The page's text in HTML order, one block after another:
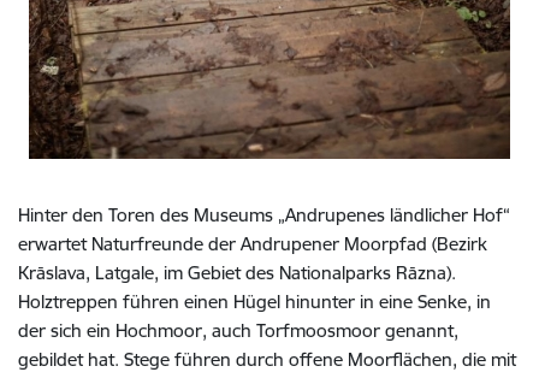
Hinter den Toren des Museums „Andrupenes ländlicher Hof“
erwartet Naturfreunde der Andrupener Moorpfad (Bezirk
Krāslava, Latgale, im Gebiet des Nationalparks Rāzna).
Holztreppen führen einen Hügel hinunter in eine Senke, in
der sich ein Hochmoor, auch Torfmoosmoor genannt,
gebildet hat. Stege führen durch offene Moorflächen, die mit